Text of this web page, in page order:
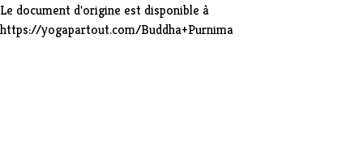
Le document d'origine est disponible à
https://yogapartout.com/Buddha+Purnima